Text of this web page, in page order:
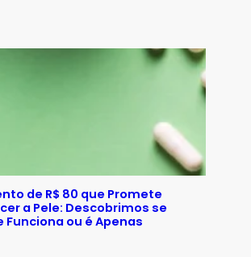
de R$ 80 que Promete
a Pele: Descobrimos se
Funciona ou é Apenas